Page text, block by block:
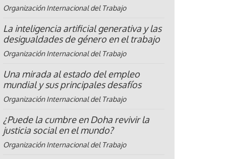
Organización Internacional del Trabajo
La inteligencia artificial generativa y las
desigualdades de género en el trabajo
Organización Internacional del Trabajo
Una mirada al estado del empleo
mundial y sus principales desafíos
Organización Internacional del Trabajo
¿Puede la cumbre en Doha revivir la
justicia social en el mundo?
Organización Internacional del Trabajo